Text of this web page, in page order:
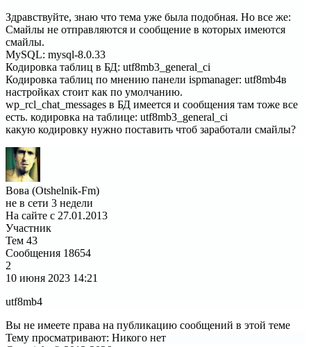
Здравствуйте, знаю что тема уже была подобная. Но все же:
Смайлы не отправляются и сообщение в которых имеются
смайлы.
MySQL: mysql-8.0.33
Кодировка таблиц в БД: utf8mb3_general_ci
Кодировка таблиц по мнению панели ispmanager: utf8mb4в
настройках стоит как по умолчанию.
wp_rcl_chat_messages в БД имеется и сообщения там тоже все
есть. кодировка на таблице: utf8mb3_general_ci
какую кодировку нужно поставить чтоб заработали смайлы?
Вова (Otshelnik-Fm)
не в сети 3 недели
На сайте с 27.01.2013
Участник
Тем 43
Сообщения 18654
2
10 июня 2023 14:21
utf8mb4
Вы не имеете права на публикацию сообщений в этой теме
Тему просматривают: Никого нет